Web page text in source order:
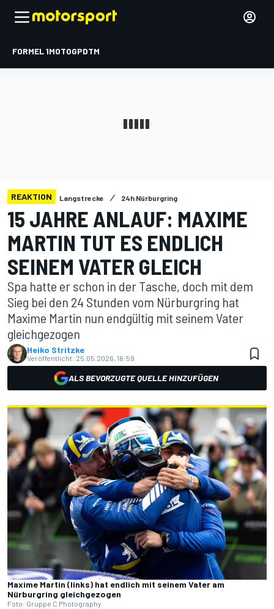
FORMEL 1MOTOGPDTM
REAKTION Langstrecke 24h Nürburgring
15 JAHRE ANLAUF: MAXIME
MARTIN TUT ES ENDLICH
SEINEM VATER GLEICH
Spa hatte er schon in der Tasche, doch mit dem
Sieg bei den 24 Stunden vom Nürburgring hat
Maxime Martin nun endgültig mit seinem Vater
gleichgezogen
Heiko Stritzke
Veröffentlicht: 25.05.2026, 16:59
ALS BEVORZUGTE QUELLE HINZUFÜGEN
Maxime Martin (links) hat endlich mit seinem Vater am
Nürburgring gleichgezogen
Foto: Gruppe C Photography